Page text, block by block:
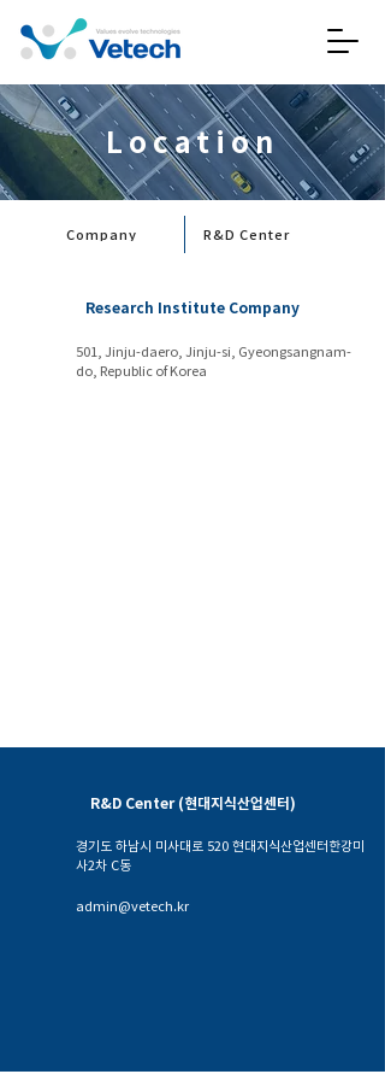
Location
Company R&D Center
Research Institute Company
501, Jinju-daero, Jinju-si, Gyeongsangnam-
do, Republic of Korea
R&D Center (현대지식산업센터)
경기도 하남시 미사대로 520 현대지식산업센터한강미
사2차 C동
admin@vetech.kr